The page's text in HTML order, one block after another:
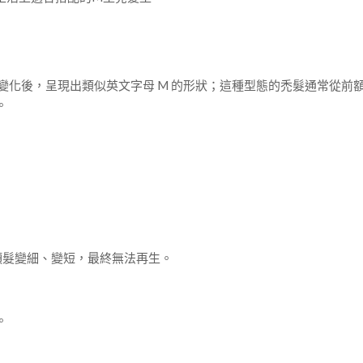
後，呈現出類似英文字母 M 的形狀；這種型態的禿髮通常從前
變細、變短，最終無法再生。